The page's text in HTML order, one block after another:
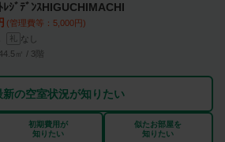
ﾚｼﾞﾃﾞﾝｽHIGUCHIMACHI
(管理費等：5,000円)
礼 なし
㎡ / 3階
新の空室状況が知りたい
初期費用が
知りたい
似たお部屋を
知りたい